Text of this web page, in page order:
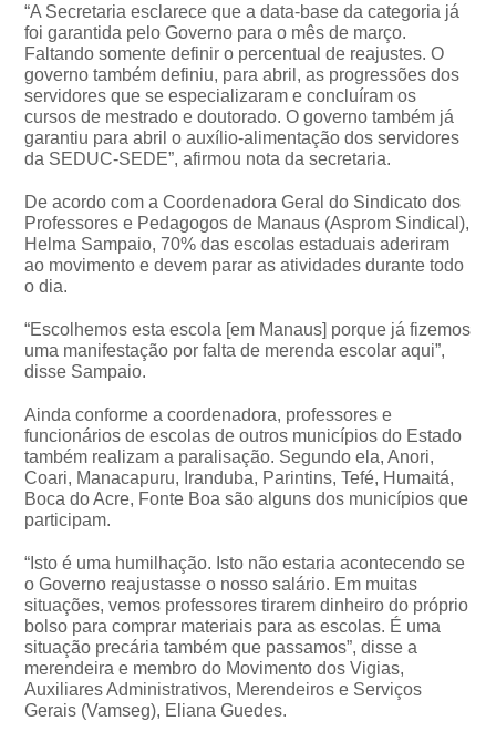
“A Secretaria esclarece que a data-base da categoria já
foi garantida pelo Governo para o mês de março.
Faltando somente definir o percentual de reajustes. O
governo também definiu, para abril, as progressões dos
servidores que se especializaram e concluíram os
cursos de mestrado e doutorado. O governo também já
garantiu para abril o auxílio-alimentação dos servidores
da SEDUC-SEDE”, afirmou nota da secretaria.
De acordo com a Coordenadora Geral do Sindicato dos
Professores e Pedagogos de Manaus (Asprom Sindical),
Helma Sampaio, 70% das escolas estaduais aderiram
ao movimento e devem parar as atividades durante todo
o dia.
“Escolhemos esta escola [em Manaus] porque já fizemos
uma manifestação por falta de merenda escolar aqui”,
disse Sampaio.
Ainda conforme a coordenadora, professores e
funcionários de escolas de outros municípios do Estado
também realizam a paralisação. Segundo ela, Anori,
Coari, Manacapuru, Iranduba, Parintins, Tefé, Humaitá,
Boca do Acre, Fonte Boa são alguns dos municípios que
participam.
“Isto é uma humilhação. Isto não estaria acontecendo se
o Governo reajustasse o nosso salário. Em muitas
situações, vemos professores tirarem dinheiro do próprio
bolso para comprar materiais para as escolas. É uma
situação precária também que passamos”, disse a
merendeira e membro do Movimento dos Vigias,
Auxiliares Administrativos, Merendeiros e Serviços
Gerais (Vamseg), Eliana Guedes.